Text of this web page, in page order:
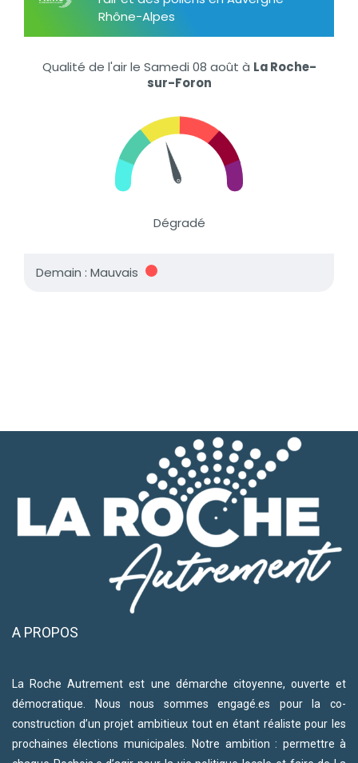
A PROPOS
La Roche Autrement est une démarche citoyenne, ouverte et
démocratique. Nous nous sommes engagé.es pour la co-
construction d’un projet ambitieux tout en étant réaliste pour les
prochaines élections municipales. Notre ambition : permettre à